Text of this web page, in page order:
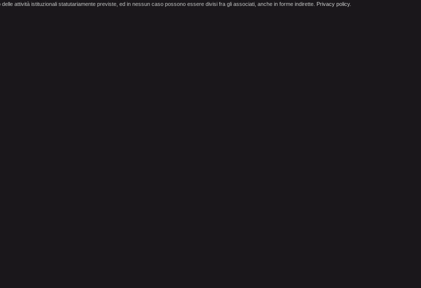
attività istituzionali statutariamente previste, ed in nessun caso possono essere divisi fra gli associati, anche in forme indirette. Privacy policy.